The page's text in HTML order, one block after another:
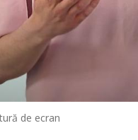
de ecran